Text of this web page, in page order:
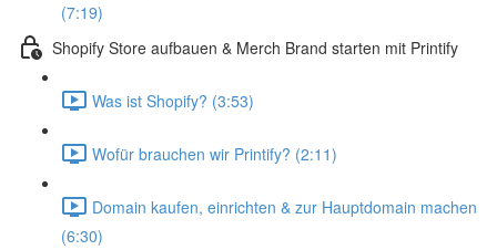
(7:19)
Shopify Store aufbauen & Merch Brand starten mit Printify
Was ist Shopify? (3:53)
Wofür brauchen wir Printify? (2:11)
Domain kaufen, einrichten & zur Hauptdomain machen
(6:30)